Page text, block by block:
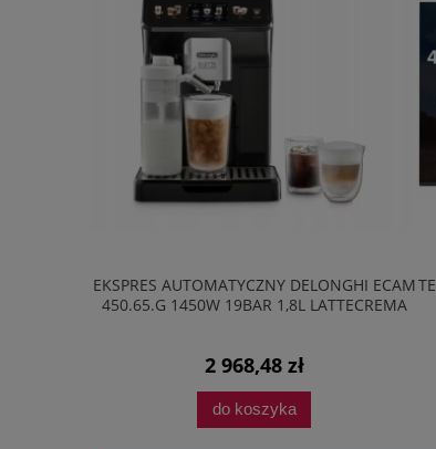
TELEWIZOR PHILIPS 43PUS7810 43" QLED 4K
UHD SMARTTV TITANOS 60HZ
940,00 zł
do koszyka